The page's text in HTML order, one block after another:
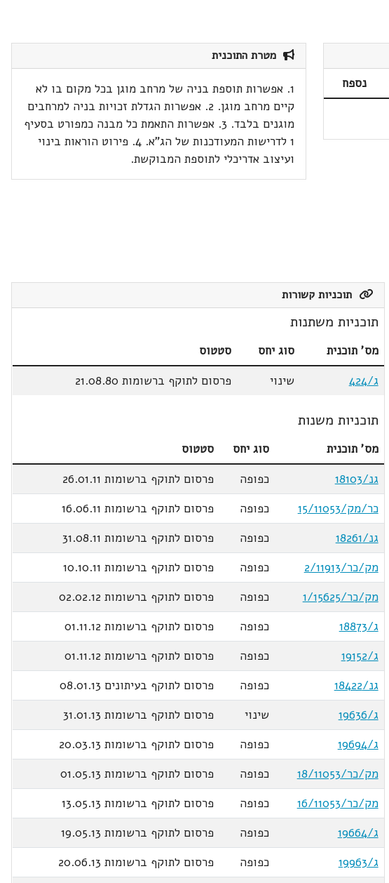
נספח
מטרת התוכנית
1. אפשרות תוספת בניה של מרחב מוגן בכל מקום בו לא
קיים מרחב מוגן. 2. אפשרות הגדלת זכויות בניה למרחבים
מוגנים בלבד. 3. אפשרות התאמת כל מבנה כמפורט בסעיף
1 לדרישות המעודכנות של הג"א. 4. פירוט הוראות בינוי
ועיצוב אדריכלי לתוספת המבוקשת.
תוכניות קשורות
תוכניות משתנות
מס' תוכנית סוג יחס
סטטוס
ג/424
שינוי פרסום לתוקף ברשומות 21.08.80
תוכניות משנות
מס' תוכנית סוג יחס
סטטוס
גנ/18103
כפופה
פרסום לתוקף ברשומות 26.01.11
כר/מק/15/11053
כפופה
פרסום לתוקף ברשומות 16.06.11
גנ/18261
כפופה
פרסום לתוקף ברשומות 31.08.11
מק/כר/2/11913
כפופה
פרסום לתוקף ברשומות 10.10.11
מק/כר/1/15625
כפופה
פרסום לתוקף ברשומות 02.02.12
ג/18873
כפופה
פרסום לתוקף ברשומות 01.11.12
ג/19152
כפופה
פרסום לתוקף ברשומות 01.11.12
גנ/18422
כפופה
פרסום לתוקף בעיתונים 08.01.13
ג/19636
שינוי
פרסום לתוקף ברשומות 31.01.13
ג/19694
כפופה
פרסום לתוקף ברשומות 20.03.13
מק/כר/18/11053
כפופה
פרסום לתוקף ברשומות 01.05.13
מק/כר/16/11053
כפופה
פרסום לתוקף ברשומות 13.05.13
ג/19664
כפופה
פרסום לתוקף ברשומות 19.05.13
ג/19963
כפופה
פרסום לתוקף ברשומות 20.06.13